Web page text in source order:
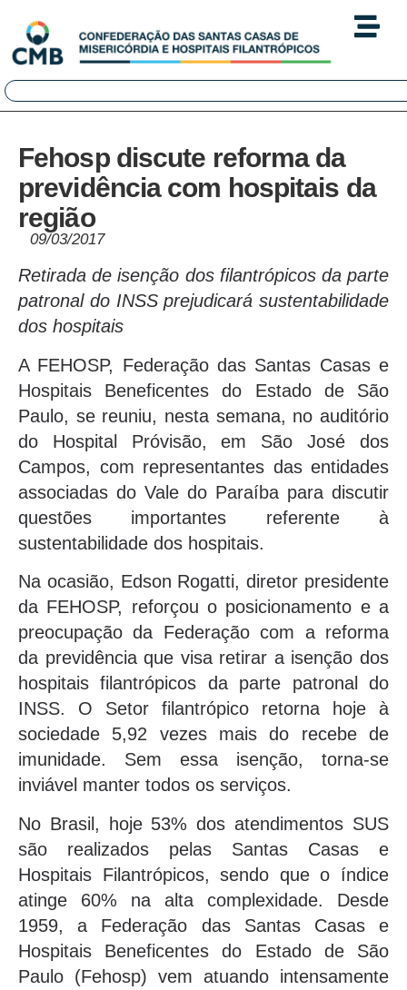
Fehosp discute reforma da
previdência com hospitais da
região
09/03/2017
Retirada de isenção dos filantrópicos da parte
patronal do INSS prejudicará sustentabilidade
dos hospitais
A FEHOSP, Federação das Santas Casas e
Hospitais Beneficentes do Estado de São
Paulo, se reuniu, nesta semana, no auditório
do Hospital Próvisão, em São José dos
Campos, com representantes das entidades
associadas do Vale do Paraíba para discutir
questões importantes referente à
sustentabilidade dos hospitais.
Na ocasião, Edson Rogatti, diretor presidente
da FEHOSP, reforçou o posicionamento e a
preocupação da Federação com a reforma
da previdência que visa retirar a isenção dos
hospitais filantrópicos da parte patronal do
INSS. O Setor filantrópico retorna hoje à
sociedade 5,92 vezes mais do recebe de
imunidade. Sem essa isenção, torna-se
inviável manter todos os serviços.
No Brasil, hoje 53% dos atendimentos SUS
são realizados pelas Santas Casas e
Hospitais Filantrópicos, sendo que o índice
atinge 60% na alta complexidade. Desde
1959, a Federação das Santas Casas e
Hospitais Beneficentes do Estado de São
Paulo (Fehosp) vem atuando intensamente